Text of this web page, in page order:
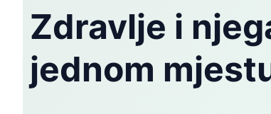
Zdravlje i
jednom